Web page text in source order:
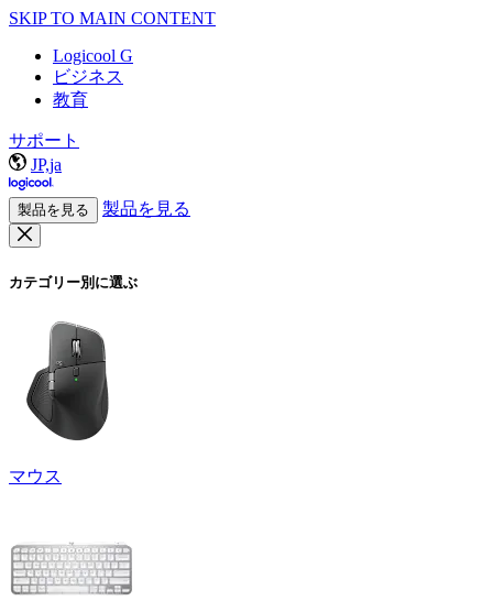
SKIP TO MAIN CONTENT
Logicool G
ビジネス
教育
サポート
JP,ja
製品を見る 製品を見る
カテゴリー別に選ぶ
マウス